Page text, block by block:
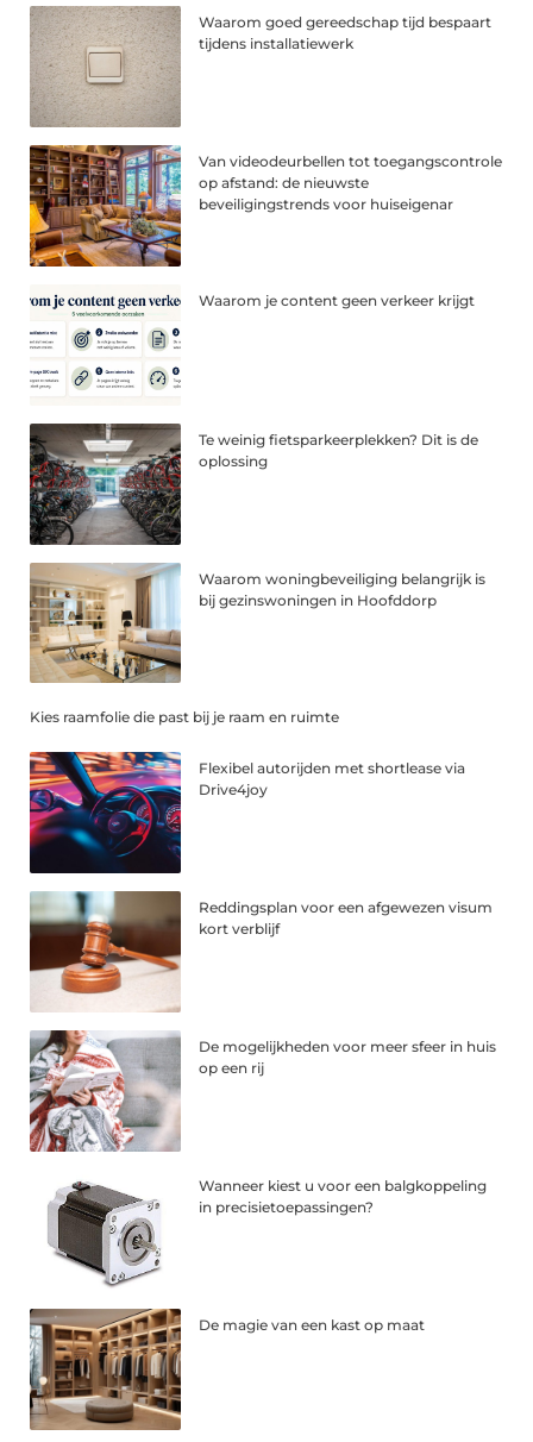
Waarom goed gereedschap tijd bespaart
tijdens installatiewerk
Van videodeurbellen tot toegangscontrole
op afstand: de nieuwste
beveiligingstrends voor huiseigenar
Waarom je content geen verkeer krijgt
Te weinig fietsparkeerplekken? Dit is de
oplossing
Waarom woningbeveiliging belangrijk is
bij gezinswoningen in Hoofddorp
Kies raamfolie die past bij je raam en ruimte
Flexibel autorijden met shortlease via
Drive4joy
Reddingsplan voor een afgewezen visum
kort verblijf
De mogelijkheden voor meer sfeer in huis
op een rij
Wanneer kiest u voor een balgkoppeling
in precisietoepassingen?
De magie van een kast op maat